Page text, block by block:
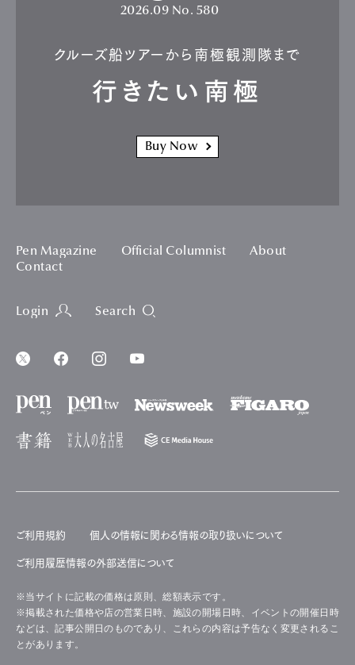
2026.09 No. 580
クルーズ船ツアーから南極観測隊まで
行きたい南極
Buy Now
Pen Magazine Official Columnist
About
Contact
Login Search
ご利用規約 個人の情報に関わる情報の取り扱いについて
ご利用履歴情報の外部送信について
※当サイトに記載の価格は原則、総額表示です。
※掲載された価格や店の営業日時、施設の開場日時、イベントの開催日時
などは、記事公開日のものであり、これらの内容は予告なく変更されるこ
とがあります。